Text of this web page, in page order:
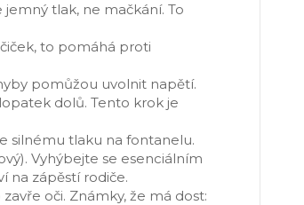
tlak, ne mačkání. To
to pomáhá proti
pomůžou uvolnit napětí.
dolů. Tento krok je
silnému tlaku na fontanelu.
Vyhýbejte se esenciálním
na zápěstí rodiče.
oči. Známky, že má dost: